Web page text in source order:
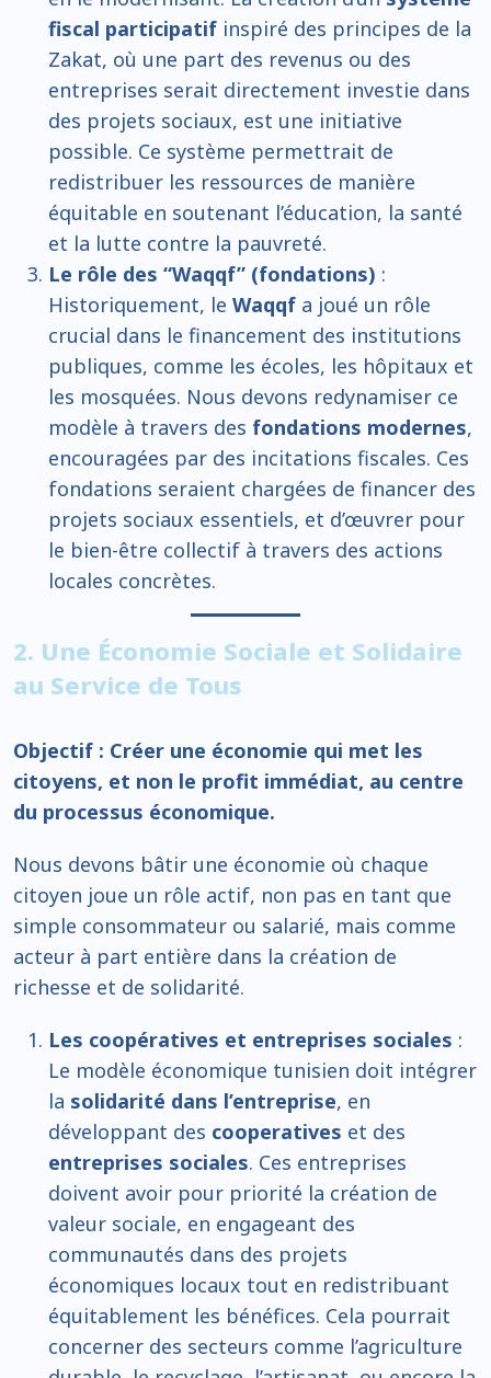
fiscal participatif inspiré des principes de la
Zakat, où une part des revenus ou des
entreprises serait directement investie dans
des projets sociaux, est une initiative
possible. Ce système permettrait de
redistribuer les ressources de manière
équitable en soutenant l’éducation, la santé
et la lutte contre la pauvreté.
Le rôle des “Waqqf” (fondations) :
Historiquement, le Waqqf a joué un rôle
crucial dans le financement des institutions
publiques, comme les écoles, les hôpitaux et
les mosquées. Nous devons redynamiser ce
modèle à travers des fondations modernes,
encouragées par des incitations fiscales. Ces
fondations seraient chargées de financer des
projets sociaux essentiels, et d’œuvrer pour
le bien-être collectif à travers des actions
locales concrètes.
2. Une Économie Sociale et Solidaire
au Service de Tous
Objectif : Créer une économie qui met les
citoyens, et non le profit immédiat, au centre
du processus économique.
Nous devons bâtir une économie où chaque
citoyen joue un rôle actif, non pas en tant que
simple consommateur ou salarié, mais comme
acteur à part entière dans la création de
richesse et de solidarité.
Les coopératives et entreprises sociales :
Le modèle économique tunisien doit intégrer
la solidarité dans l’entreprise, en
développant des cooperatives et des
entreprises sociales. Ces entreprises
doivent avoir pour priorité la création de
valeur sociale, en engageant des
communautés dans des projets
économiques locaux tout en redistribuant
équitablement les bénéfices. Cela pourrait
concerner des secteurs comme l’agriculture